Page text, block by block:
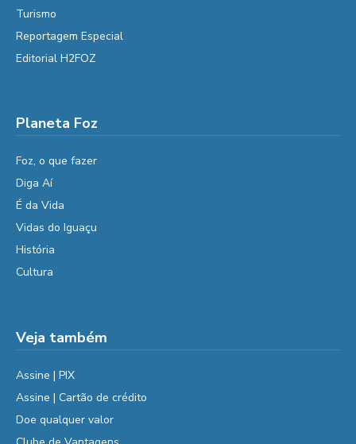
Turismo
Reportagem Especial
Editorial H2FOZ
Planeta Foz
Foz, o que fazer
Diga Aí
É da Vida
Vidas do Iguaçu
História
Cultura
Veja também
Assine | PIX
Assine | Cartão de crédito
Doe qualquer valor